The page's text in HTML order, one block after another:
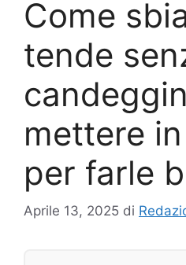
Come
tende
mettere
per farle
Aprile 13, 2025 di